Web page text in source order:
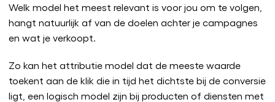
Welk model het meest relevant is voor jou om te volgen,
hangt natuurlijk af van de doelen achter je campagnes
en wat je verkoopt.
Zo kan het attributie model dat de meeste waarde
toekent aan de klik die in tijd het dichtste bij de conversie
ligt, een logisch model zijn bij producten of diensten met